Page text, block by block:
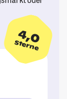
4,0
Sterne